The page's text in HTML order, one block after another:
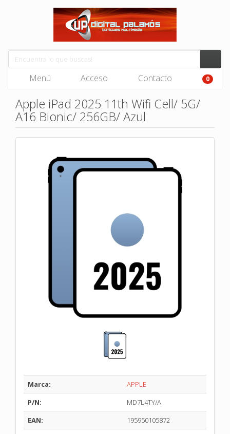
Menú Acceso Contacto 0
Apple iPad 2025 11th Wifi Cell/ 5G/
A16 Bionic/ 256GB/ Azul
Marca:
APPLE
P/N:
MD7L4TY/A
EAN:
195950105872